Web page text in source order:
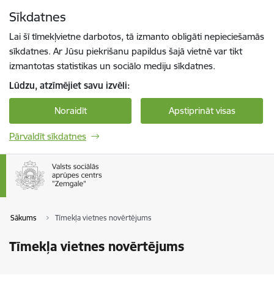
Sīkdatnes
Lai šī tīmekļvietne darbotos, tā izmanto obligāti nepieciešamās
sīkdatnes. Ar Jūsu piekrišanu papildus šajā vietnē var tikt
izmantotas statistikas un sociālo mediju sīkdatnes.
Lūdzu, atzīmējiet savu izvēli:
Noraidīt Apstiprināt visas
Pārvaldīt sīkdatnes
Sākums Tīmekļa vietnes novērtējums
Tīmekļa vietnes novērtējums